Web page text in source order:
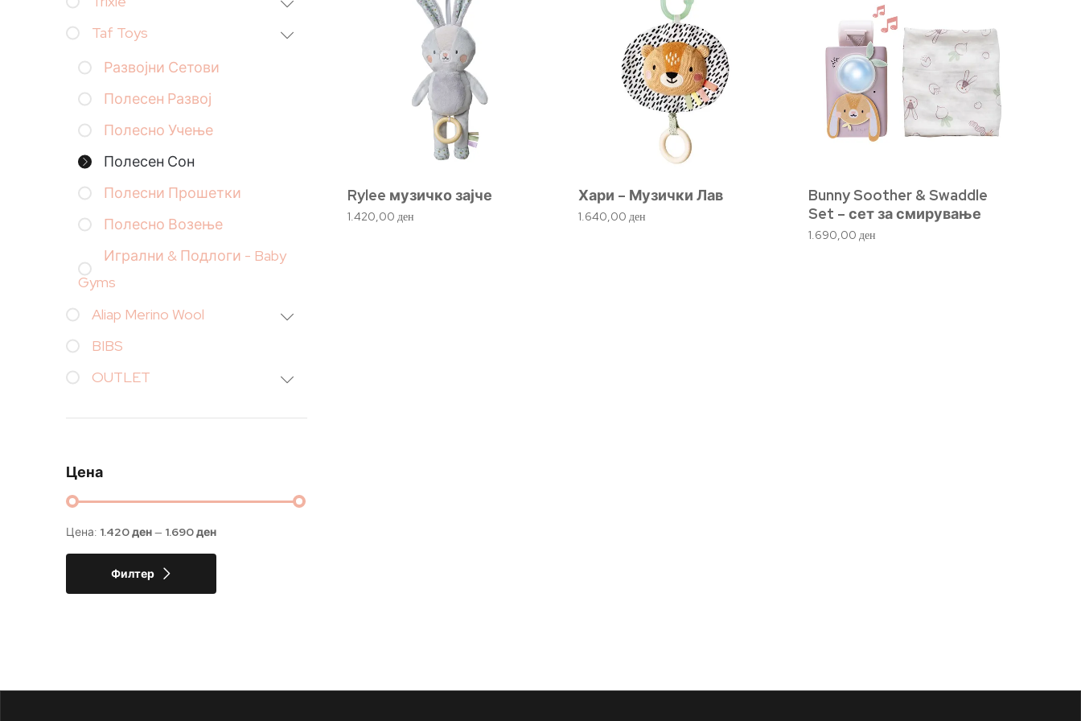
Rylee музичко зајче
1.420,00 ден
Хари – Музички Лав
1.640,00 ден
Bunny Soother & Swaddle
Set – сет за смирување
1.690,00 ден
Taf Toys
Развојни Сетови
Полесен Развој
Полесно Учење
Полесен Сон
Полесни Прошетки
Полесно Возење
Игрални & Подлоги - Baby
Gyms
Aliap Merino Wool
BIBS
OUTLET
Цена
Филтер
Цена: 1.420 ден— 1.690 ден